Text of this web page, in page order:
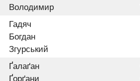
Володимир
Гадяч
Богдан
Згурський
Ґалаґан
Ґорґани